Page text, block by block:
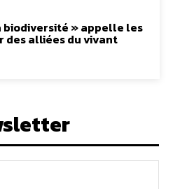
biodiversité » appelle les
des alliées du vivant